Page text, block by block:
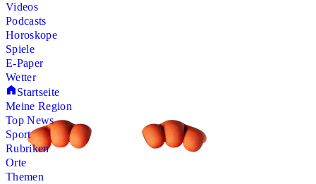
Videos
Podcasts
Horoskope
Spiele
E-Paper
Wetter
Startseite
Meine Region
Top News
Sport
Rubriken
Orte
Themen